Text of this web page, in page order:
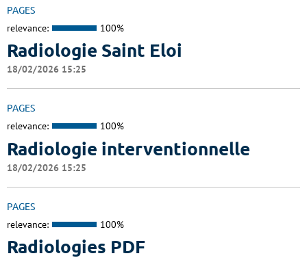
PAGES
relevance: 100%
Radiologie Saint Eloi
18/02/2026 15:25
PAGES
relevance: 100%
Radiologie interventionnelle
18/02/2026 15:25
PAGES
relevance: 100%
Radiologies PDF